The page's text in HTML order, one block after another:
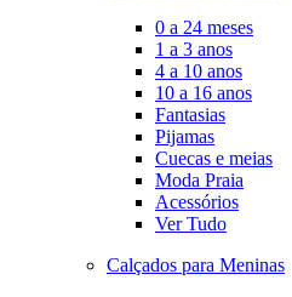
0 a 24 meses
1 a 3 anos
4 a 10 anos
10 a 16 anos
Fantasias
Pijamas
Cuecas e meias
Moda Praia
Acessórios
Ver Tudo
Calçados para Meninas